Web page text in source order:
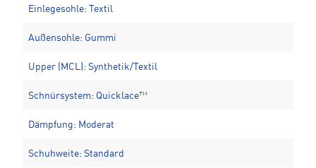
Einlegesohle: Textil
Außensohle: Gummi
Upper (MCL): Synthetik/Textil
Schnürsystem: Quicklace™
Dämpfung: Moderat
Schuhweite: Standard